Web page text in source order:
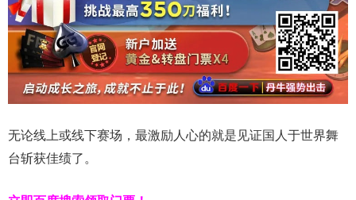
无论线上或线下赛场，最激励人心的就是见证国人于世界舞
台斩获佳绩了。